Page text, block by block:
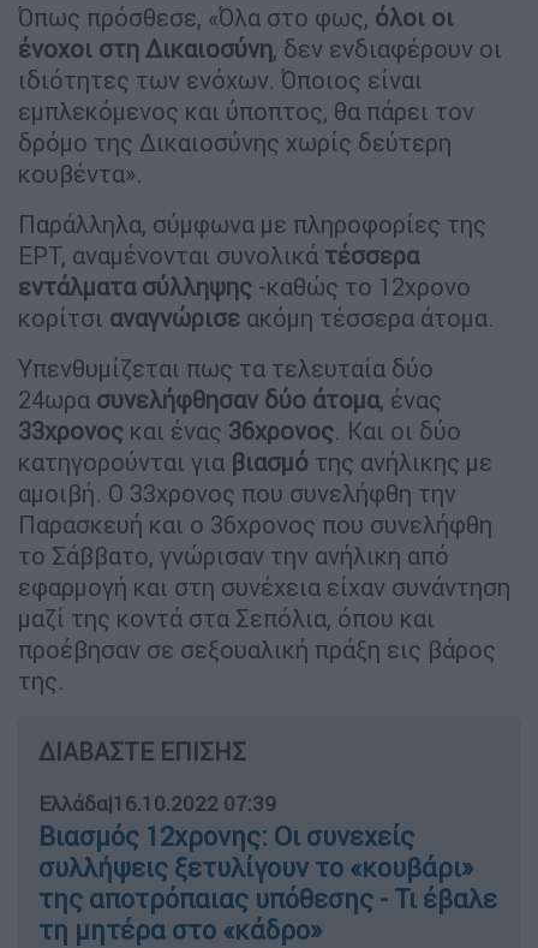
Όπως πρόσθεσε, «Όλα στο φως, όλοι οι
ένοχοι στη Δικαιοσύνη, δεν ενδιαφέρουν οι
ιδιότητες των ενόχων. Όποιος είναι
εμπλεκόμενος και ύποπτος, θα πάρει τον
δρόμο της Δικαιοσύνης χωρίς δεύτερη
κουβέντα».
Παράλληλα, σύμφωνα με πληροφορίες της
ΕΡΤ, αναμένονται συνολικά τέσσερα
εντάλματα σύλληψης -καθώς το 12χρονο
κορίτσι αναγνώρισε ακόμη τέσσερα άτομα.
Υπενθυμίζεται πως τα τελευταία δύο
24ωρα συνελήφθησαν δύο άτομα, ένας
33χρονος και ένας 36χρονος. Και οι δύο
κατηγορούνται για βιασμό της ανήλικης με
αμοιβή. Ο 33χρονος που συνελήφθη την
Παρασκευή και ο 36χρονος που συνελήφθη
το Σάββατο, γνώρισαν την ανήλικη από
εφαρμογή και στη συνέχεια είχαν συνάντηση
μαζί της κοντά στα Σεπόλια, όπου και
προέβησαν σε σεξουαλική πράξη εις βάρος
της.
ΔΙΑΒΑΣΤΕ ΕΠΙΣΗΣ
Ελλάδα|16.10.2022 07:39
Βιασμός 12χρονης: Οι συνεχείς
συλλήψεις ξετυλίγουν το «κουβάρι»
της αποτρόπαιας υπόθεσης - Τι έβαλε
τη μητέρα στο «κάδρο»